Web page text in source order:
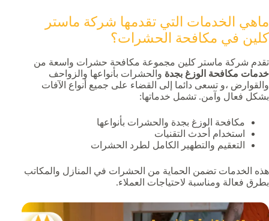
ماهي الخدمات التي تقدمها شركة ماستر
كلين في مكافحة الحشرات؟
تقدم شركة ماستر كلين مجموعة مكافحة حشرات واسعة من
خدمات مكافحة الوزغ بجدة والحشرات بأنواعها والزواحف
والقوارض ،و تسعى دائما إلى القضاء على جميع أنواع الآفات
بشكل فعال وآمن. تشمل خدماتها:
مكافحة الوزغ بجدة والحشرات بأنواعها
استخدام أحدث التقنيات
التعقيم والتطهير الكامل لطرد الحشرات
هذه الخدمات تضمن الحماية من الحشرات في المنازل والمكاتب
بطرق فعالة ومناسبة لاحتياجات العملاء.